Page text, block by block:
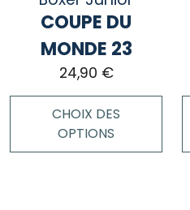
page
COUPE DU
MONDE 23
24,90 €
CHOIX DES
OPTIONS